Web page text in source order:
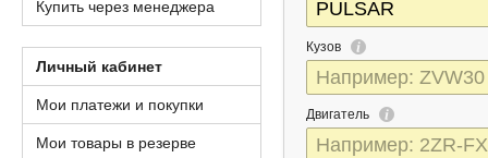
Кузов
Двигатель
Купить через менеджера
Личный кабинет
Мои платежи и покупки
Мои товары в резерве